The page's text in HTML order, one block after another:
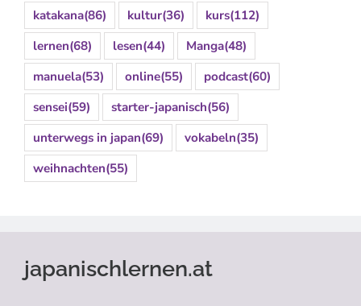
katakana(86) kultur(36) kurs(112)
lernen(68) lesen(44) Manga(48)
manuela(53) online(55) podcast(60)
sensei(59) starter-japanisch(56)
unterwegs in japan(69) vokabeln(35)
weihnachten(55)
japanischlernen.at